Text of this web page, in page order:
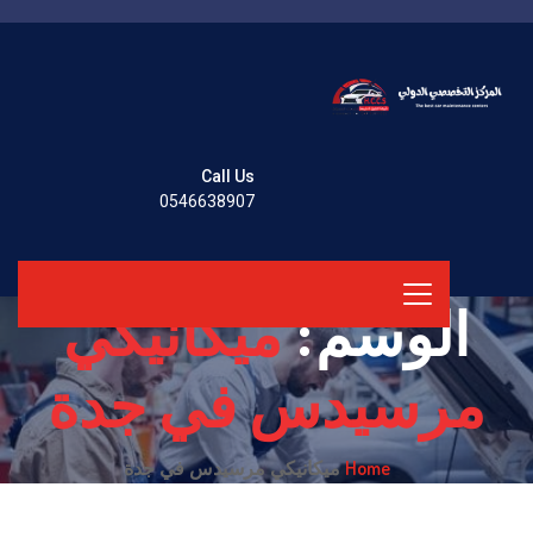
Call Us
0546638907
الوسم:ميكانيكي
مرسيدس في جدة
Homeميكانيكي مرسيدس في جدة